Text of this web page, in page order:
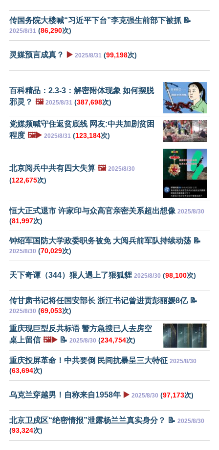
传国务院大楼喊“习近平下台”李克强生前部下被抓 📝
2025/8/31 (86,290次)
灵媒预言成真？ ▶️ 2025/8/31 (99,198次)
百科精品：2.3-3：解密附体现象 如何摆脱
邪灵？ 🖼️ 2025/8/31 (387,698次)
党媒频喊守住返贫底线 网友:中共加剧贫困
程度 🖼️▶️ 2025/8/31 (123,184次)
北京阅兵中共有四大失算 🖼️ 2025/8/30
(122,675次)
恒大正式退市 许家印与众高官亲密关系超出想像 2025/8/30
(81,997次)
钟绍军国防大学政委职务被免 大阅兵前军队持续动荡 📝
2025/8/30 (70,029次)
天下奇谭（344）狠人遇上了狠狐貍 2025/8/30 (98,100次)
传甘肃书记将任国安部长 浙江书记曾进贡彭丽媛8亿 📝
2025/8/30 (69,053次)
重庆现巨型反共标语 警方急搜已人去房空
桌上留信 🖼️▶️ 📝 2025/8/30 (234,754次)
重庆投屏革命！中共要倒 民间抗暴呈三大特征 2025/8/30
(63,694次)
乌克兰穿越男！自称来自1958年 ▶️ 2025/8/30 (97,173次)
北京卫戍区“绝密情报”泄露杨兰兰真实身分？ 📝 2025/8/30
(93,324次)